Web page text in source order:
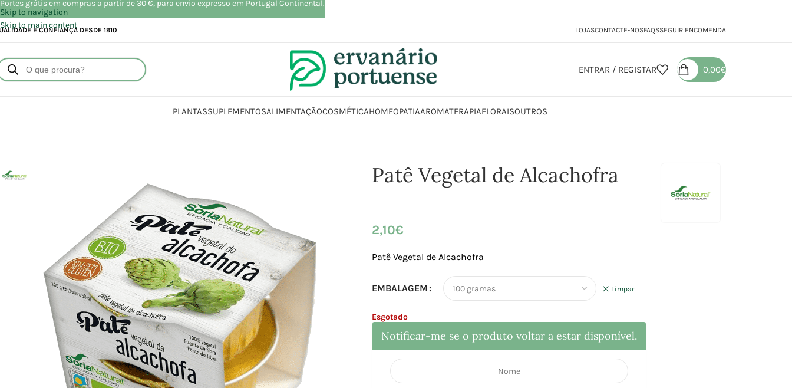
Skip to navigation
Skip to main content
E CONFIANÇA DESDE 1910 LOJASCONTACTE-NOSFAQSSEGUIR ENCOMENDA
ENTRAR / REGISTAR 0,00€
PLANTASSUPLEMENTOSALIMENTAÇÃOCOSMÉTICAHOMEOPATIAAROMATERAPIAFLORAISOUTROS
Patê Vegetal de Alcachofra
2,10€
Patê Vegetal de Alcachofra
EMBALAGEM Limpar
Esgotado
Notificar-me se o produto voltar a estar disponível.
Portes grátis em compras a partir de 30 €, para envio expresso em Portugal Continental.